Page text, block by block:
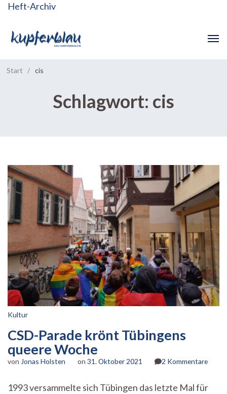
Heft-Archiv
Start / cis
Schlagwort: cis
Kultur
CSD-Parade krönt Tübingens
queere Woche
von Jonas Holsten on 31. Oktober 2021 2 Kommentarezu
1993 versammelte sich Tübingen das letzte Mal für